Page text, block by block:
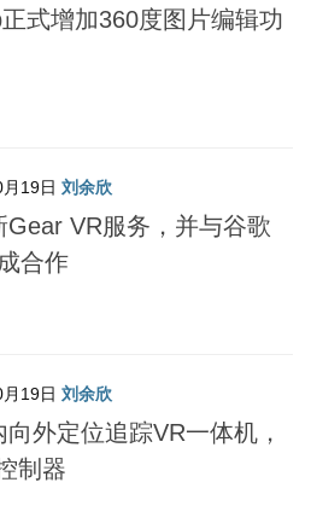
式增加360度图片编辑功
19日 刘余欣
Gear VR服务，并与谷歌
合作
19日 刘余欣
外定位追踪VR一体机，
制器